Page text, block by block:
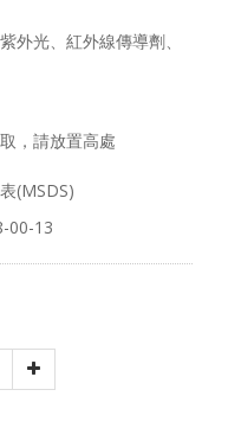
外光、紅外線傳導劑、
，請放置高處
(MSDS)
00-13